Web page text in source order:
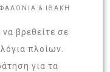
& ΙΘΑΚΗ
βρεθείτε σε
πλοίων.
για τα